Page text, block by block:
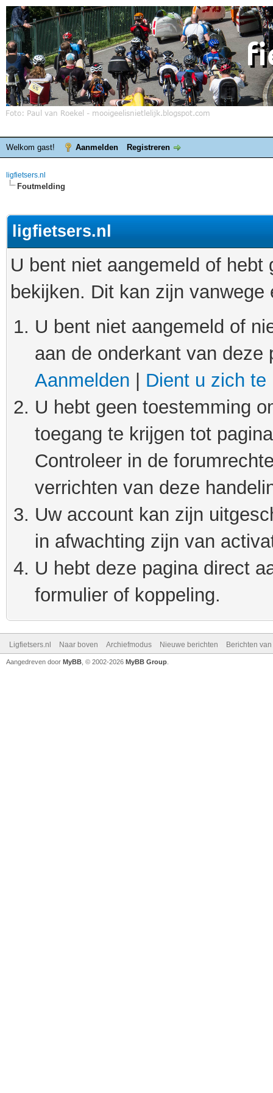
Welkom gast! Aanmelden Registreren
ligfietsers.nl
Foutmelding
ligfietsers.nl
U bent niet aangemeld of
bekijken. Dit kan zijn
U bent niet aangemeld of
aan de onderkant van
Aanmelden
Dient u zich te
U hebt geen toestemming
toegang te krijgen tot
Controleer in de
verrichten van deze
Uw account kan zijn
in afwachting zijn van
U hebt deze pagina direct
formulier of koppeling.
Ligfietsers.nl Naar boven Archiefmodus Nieuwe berichten Berichten
Aangedreven door MyBB , © 2002-2026 MyBB Group